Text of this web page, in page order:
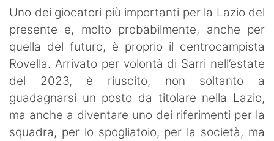
Uno dei giocatori più importanti per la Lazio del
presente e, molto probabilmente, anche per
quella del futuro, è proprio il centrocampista
Rovella. Arrivato per volontà di Sarri nell’estate
del 2023, è riuscito, non soltanto a
guadagnarsi un posto da titolare nella Lazio,
ma anche a diventare uno dei riferimenti per la
squadra, per lo spogliatoio, per la società, ma